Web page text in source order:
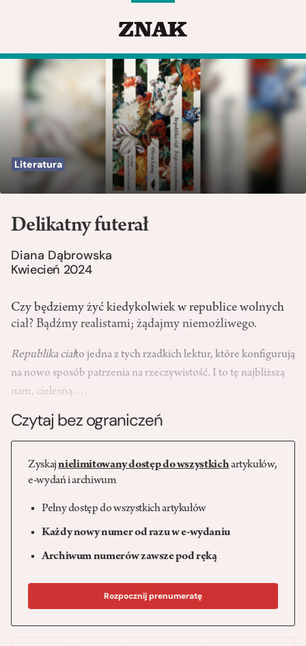
Literatura
Delikatny futerał
Diana Dąbrowska
Kwiecień 2024
Czy będziemy żyć kiedykolwiek w republice wolnych
ciał? Bądźmy realistami; żądajmy niemożliwego.
Republika ciałto jedna z tych rzadkich lektur, które konfigurują
na nowo sposób patrzenia na rzeczywistość. I to tę najbliższą
nam, cielesną….
Czytaj bez ograniczeń
Zyskajnielimitowany dostęp do wszystkichartykułów,
e-wydań i archiwum
Pełny dostęp do wszystkich artykułów
Każdy nowy numer od razu w e-wydaniu
Archiwum numerów zawsze pod ręką
Rozpocznij prenumeratę